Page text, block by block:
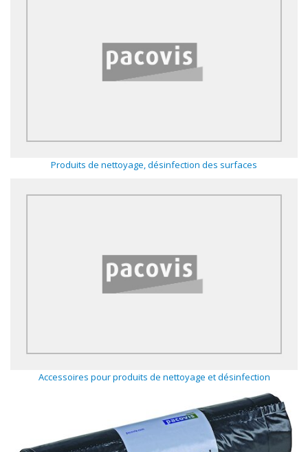
Produits de nettoyage, désinfection des surfaces
Accessoires pour produits de nettoyage et désinfection